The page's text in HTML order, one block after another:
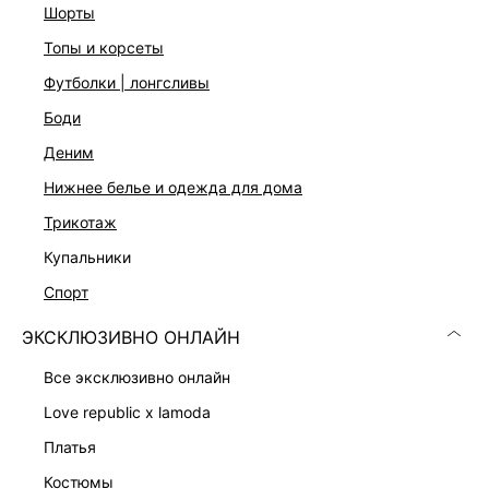
шорты
топы и корсеты
футболки | лонгсливы
боди
деним
нижнее белье и одежда для дома
трикотаж
купальники
спорт
ЭКСКЛЮЗИВНО ОНЛАЙН
все эксклюзивно онлайн
love republic x lamoda
платья
костюмы
Скачать
в AppStore
КАТАЛОГ
КЛИЕНТАМ
ЛИЧНЫЙ КАБИНЕТ